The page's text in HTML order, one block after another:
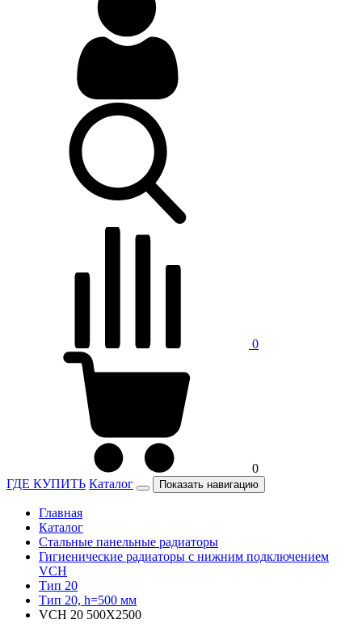
0
0
ГДЕ КУПИТЬ Каталог Показать навигацию
Главная
Каталог
Стальные панельные радиаторы
Гигиенические радиаторы c нижним подключением
VCH
Тип 20
Тип 20, h=500 мм
VCH 20 500X2500